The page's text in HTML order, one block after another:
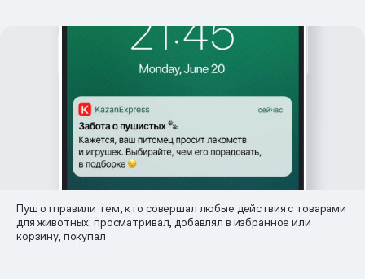
Пуш отправили тем, кто совершал любые действия с товарами
для животных: просматривал, добавлял в избранное или
корзину, покупал